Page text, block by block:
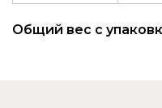
Общий вес с